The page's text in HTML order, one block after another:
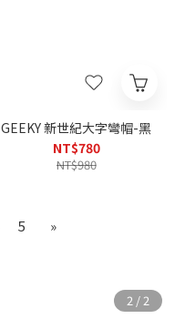
GEEKY 新世紀大字彎帽-黑
NT$780
NT$980
5 »